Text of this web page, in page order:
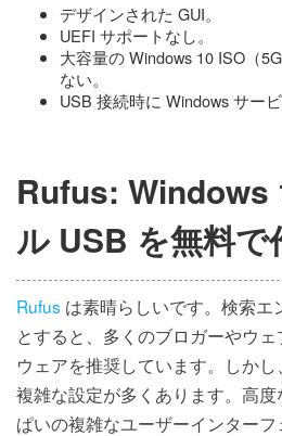
デザインされた GUI。
UEFI サポートなし。
大容量の Windows 10 ISO（
ない。
USB 接続時に Windows サー
Rufus: Windows
ル USB を無料で
Rufus は素晴らしいです。検索エ
とすると、多くのブロガーやウ
ウェアを推奨しています。しか
複雑な設定が多くあります。高
ぱいの複雑なユーザーインター